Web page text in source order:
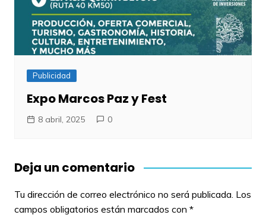
Publicidad
Expo Marcos Paz y Fest
8 abril, 2025 0
Deja un comentario
Tu dirección de correo electrónico no será publicada. Los
campos obligatorios están marcados con *